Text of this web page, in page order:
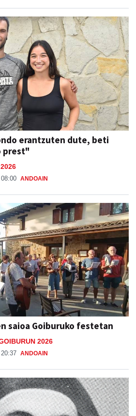
erantzuten dute, beti
prest"
ANDOAIN
saioa Goiburuko festetan
2026
ANDOAIN